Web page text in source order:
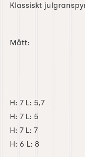
Klassiskt
Mått:
H: 7 L: 5,7
H: 7 L: 5
H: 7 L: 7
H: 6 L: 8